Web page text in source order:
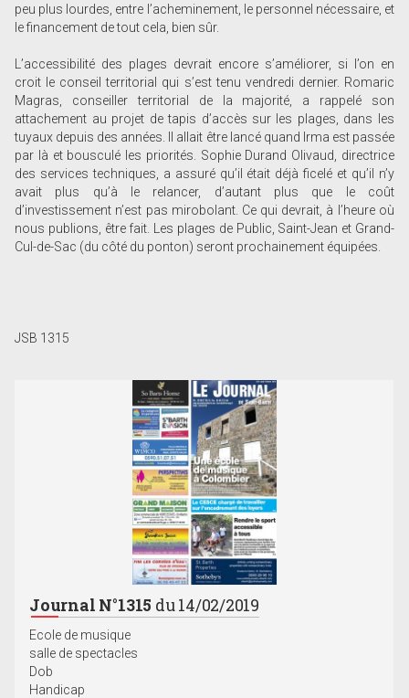
peu plus lourdes, entre l’acheminement, le personnel nécessaire, et
le financement de tout cela, bien sûr.
L’accessibilité des plages devrait encore s’améliorer, si l’on en
croit le conseil territorial qui s’est tenu vendredi dernier. Romaric
Magras, conseiller territorial de la majorité, a rappelé son
attachement au projet de tapis d’accès sur les plages, dans les
tuyaux depuis des années. Il allait être lancé quand Irma est passée
par là et bousculé les priorités. Sophie Durand Olivaud, directrice
des services techniques, a assuré qu’il était déjà ficelé et qu’il n’y
avait plus qu’à le relancer, d’autant plus que le coût
d’investissement n’est pas mirobolant. Ce qui devrait, à l’heure où
nous publions, être fait. Les plages de Public, Saint-Jean et Grand-
Cul-de-Sac (du côté du ponton) seront prochainement équipées.
JSB 1315
Journal N°1315 du 14/02/2019
Ecole de musique
salle de spectacles
Dob
Handicap